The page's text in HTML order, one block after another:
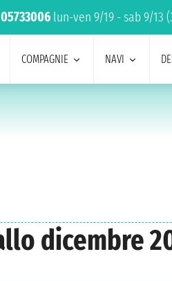
lun-ven 9/19 - sab 9/13
COMPAGNIE NAVI
dicembre